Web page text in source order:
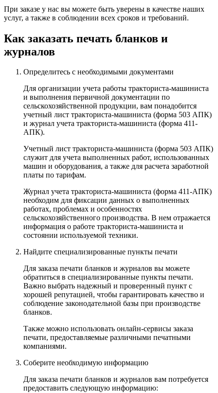
При заказе у нас вы можете быть уверены в качестве наших
услуг, а также в соблюдении всех сроков и требований.
Как заказать печать бланков и
журналов
Определитесь с необходимыми документами
Для организации учета работы тракториста-машиниста
и выполнения первичной документации по
сельскохозяйственной продукции, вам понадобится
учетный лист тракториста-машиниста (форма 503 АПК)
и журнал учета тракториста-машиниста (форма 411-
АПК).
Учетный лист тракториста-машиниста (форма 503 АПК)
служит для учета выполненных работ, использованных
машин и оборудования, а также для расчета заработной
платы по тарифам.
Журнал учета тракториста-машиниста (форма 411-АПК)
необходим для фиксации данных о выполненных
работах, проблемах и особенностях
сельскохозяйственного производства. В нем отражается
информация о работе тракториста-машиниста и
состоянии используемой техники.
Найдите специализированные пункты печати
Для заказа печати бланков и журналов вы можете
обратиться в специализированные пункты печати.
Важно выбрать надежный и проверенный пункт с
хорошей репутацией, чтобы гарантировать качество и
соблюдение законодательной базы при производстве
бланков.
Также можно использовать онлайн-сервисы заказа
печати, предоставляемые различными печатными
компаниями.
Соберите необходимую информацию
Для заказа печати бланков и журналов вам потребуется
предоставить следующую информацию: